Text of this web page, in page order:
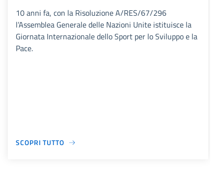
10 anni fa, con la Risoluzione A/RES/67/296
l’Assemblea Generale delle Nazioni Unite istituisce la
Giornata Internazionale dello Sport per lo Sviluppo e la
Pace.
SCOPRI TUTTO